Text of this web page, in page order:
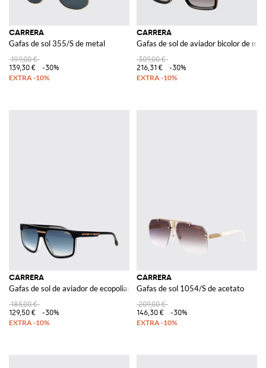
CARRERA
Gafas de sol 355/S de metal
199,00 €
139,30 €
-30%
CARRERA
Gafas de sol de aviador bicolor de
309,00 €
216,31 €
-30%
CARRERA
Gafas de sol de aviador de ecopoliamida con lentes ámbar rectangulares
185,00 €
129,50 €
-30%
CARRERA
Gafas de sol 1054/S de acetato
209,00 €
146,30 €
-30%